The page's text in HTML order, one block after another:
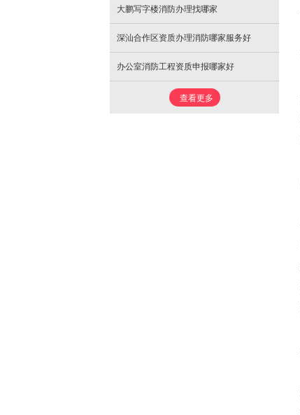
大鹏写字楼消防办理找哪家
深汕合作区资质办理消防哪家服务好
办公室消防工程资质申报哪家好
查看更多